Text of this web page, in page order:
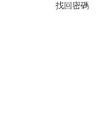
找回密碼